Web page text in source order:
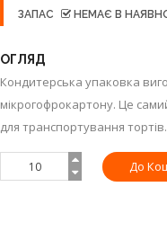
ЗАПАС
НЕМАЄ В
ОГЛЯД
Кондитерська упаковка
мікрогофрокартону. Це
для транспортування